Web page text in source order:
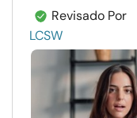
Revisado Por
LCSW